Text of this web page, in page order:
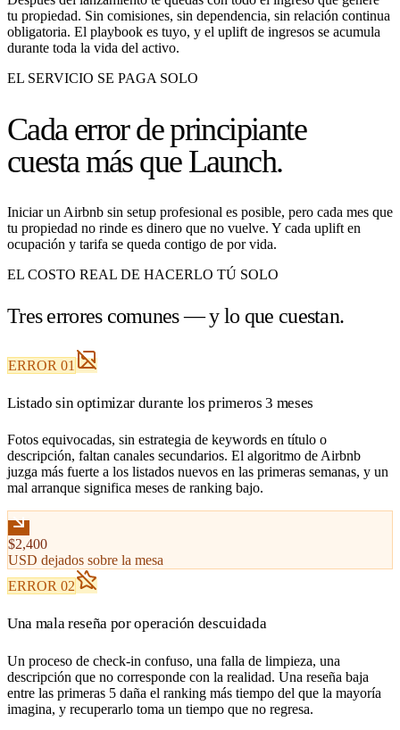
tu propiedad. Sin comisiones, sin dependencia, sin relación continua
obligatoria. El playbook es tuyo, y el uplift de ingresos se acumula
durante toda la vida del activo.
EL SERVICIO SE PAGA SOLO
Cada error de principiante
cuesta más que Launch.
Iniciar un Airbnb sin setup profesional es posible, pero cada mes que
tu propiedad no rinde es dinero que no vuelve. Y cada uplift en
ocupación y tarifa se queda contigo de por vida.
EL COSTO REAL DE HACERLO TÚ SOLO
Tres errores comunes — y lo que cuestan.
ERROR 01
Listado sin optimizar durante los primeros 3 meses
Fotos equivocadas, sin estrategia de keywords en título o
descripción, faltan canales secundarios. El algoritmo de Airbnb
juzga más fuerte a los listados nuevos en las primeras semanas, y un
mal arranque significa meses de ranking bajo.
$2,400
USD dejados sobre la mesa
ERROR 02
Una mala reseña por operación descuidada
Un proceso de check-in confuso, una falla de limpieza, una
descripción que no corresponde con la realidad. Una reseña baja
entre las primeras 5 daña el ranking más tiempo del que la mayoría
imagina, y recuperarlo toma un tiempo que no regresa.